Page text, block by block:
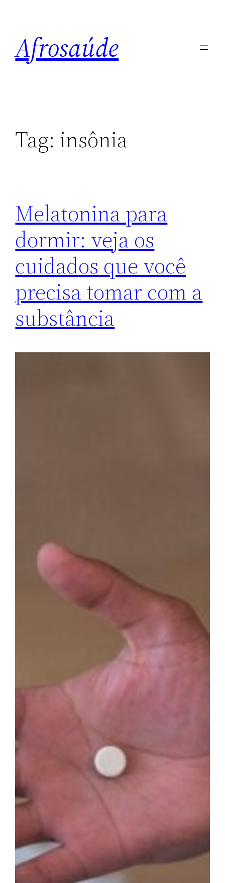
conteúdo
Afrosaúde
Tag: insônia
Melatonina para
dormir: veja os
cuidados que você
precisa tomar com a
substância